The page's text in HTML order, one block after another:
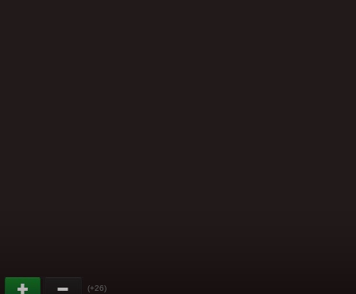
(+26)